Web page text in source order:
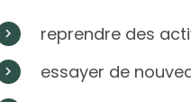
reprendre des
essayer de